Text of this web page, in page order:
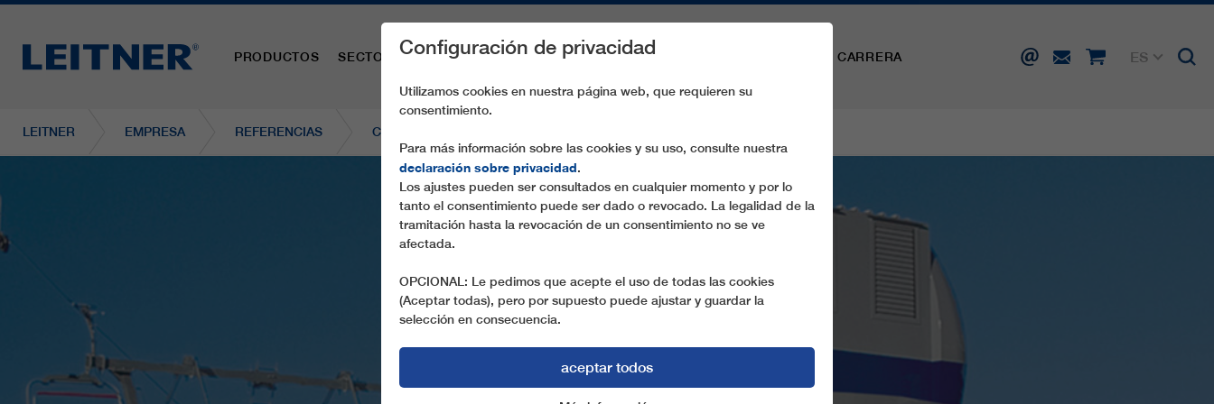
PRODUCTOS SECTORES PIEZAS DE RECAMBIO SERVICIO CARRERA
ES
LEITNER EMPRESA REFERENCIAS CF4 CARISOLE VALGUSSERA
Configuración de privacidad
Utilizamos cookies en nuestra página web, que requieren su
consentimiento.
Para más información sobre las cookies y su uso, consulte nuestra
declaración sobre privacidad.
Los ajustes pueden ser consultados en cualquier momento y por lo
tanto el consentimiento puede ser dado o revocado. La legalidad de la
tramitación hasta la revocación de un consentimiento no se ve
afectada.
OPCIONAL: Le pedimos que acepte el uso de todas las cookies
(Aceptar todas), pero por supuesto puede ajustar y guardar la
selección en consecuencia.
aceptar todos